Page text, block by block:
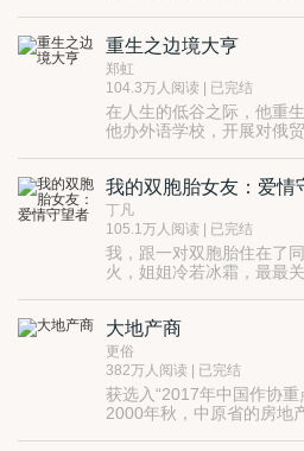
枝城日报第一记者的李辉
前走，却发现了爱人不为
时，他也渐渐在自己的怀
良知、正义、梦想在迷失
家庭逐渐陷入漩涡一般的
拔……
重生之边境大亨
郑虹
104.3万人阅读 | 已完结
在人生的低谷之际，他重
他办外语学校，开展对俄
我的双胞胎女友：爱情
丁凡
105.1万人阅读 | 已完结
我，跟一对双胞胎住在了
火，姐姐冷若冰霜，最最
大地产商
更俗
382万人阅读 | 已完结
获选入“2017年中国作协重
2000年秋，中原省的房地